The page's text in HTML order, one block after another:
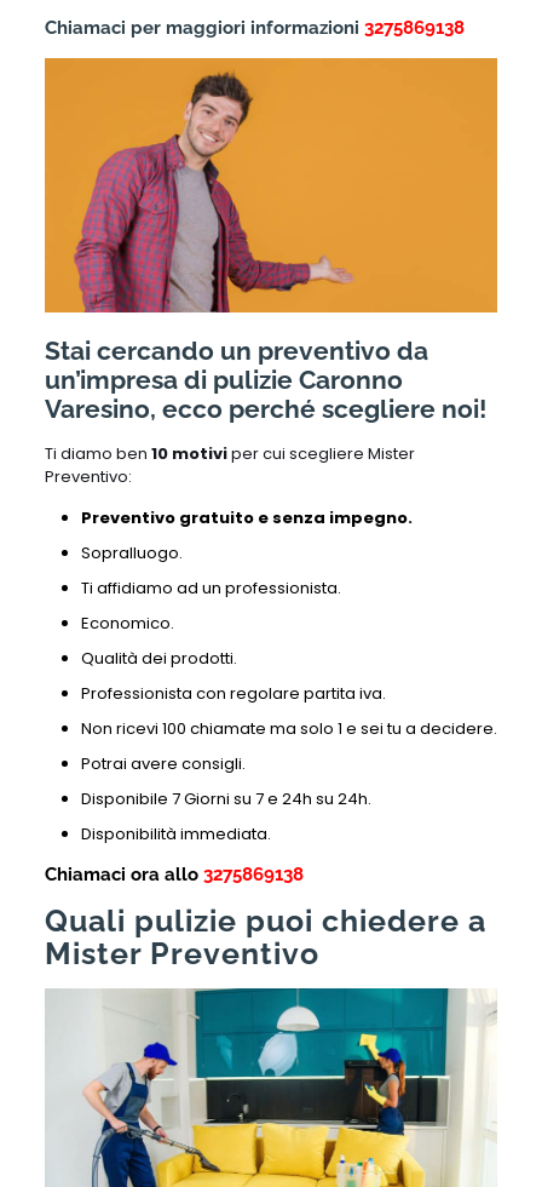
Chiamaci per maggiori informazioni 3275869138
Stai cercando un preventivo da
un’impresa di pulizie Caronno
Varesino, ecco perché scegliere noi!
Ti diamo ben 10 motiviper cui scegliere Mister
Preventivo:
Preventivo gratuito e senza impegno.
Sopralluogo.
Ti affidiamo ad un professionista.
Economico.
Qualità dei prodotti.
Professionista con regolare partita iva.
Non ricevi 100 chiamate ma solo 1 e sei tu a decidere.
Potrai avere consigli.
Disponibile 7 Giorni su 7 e 24h su 24h.
Disponibilità immediata.
Chiamaci ora allo 3275869138
Quali pulizie puoi chiedere a
Mister Preventivo